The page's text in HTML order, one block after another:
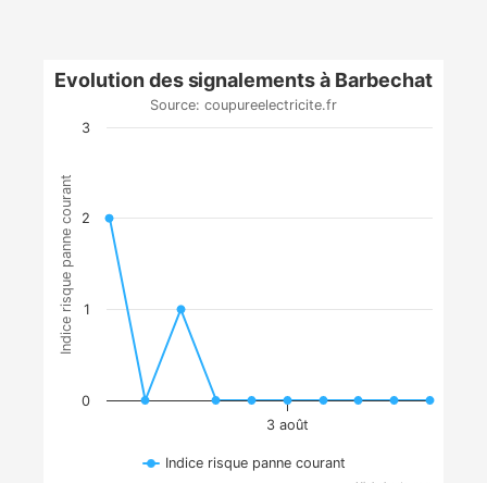
Indice risque panne courant
Evolution des signalements à Barbechat
Source: coupureelectricite.fr
3 août
0
1
2
3
Indice risque panne courant